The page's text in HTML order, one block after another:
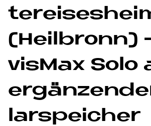
(Heil­bronn)
vis­Max Solo
lar­spei­cher